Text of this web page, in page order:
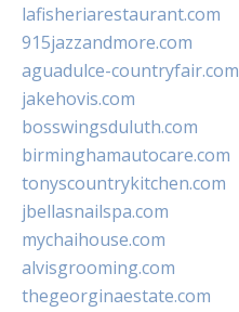
lafisheriarestaurant.com
915jazzandmore.com
aguadulce-countryfair.com
jakehovis.com
bosswingsduluth.com
birminghamautocare.com
tonyscountrykitchen.com
jbellasnailspa.com
mychaihouse.com
alvisgrooming.com
thegeorginaestate.com